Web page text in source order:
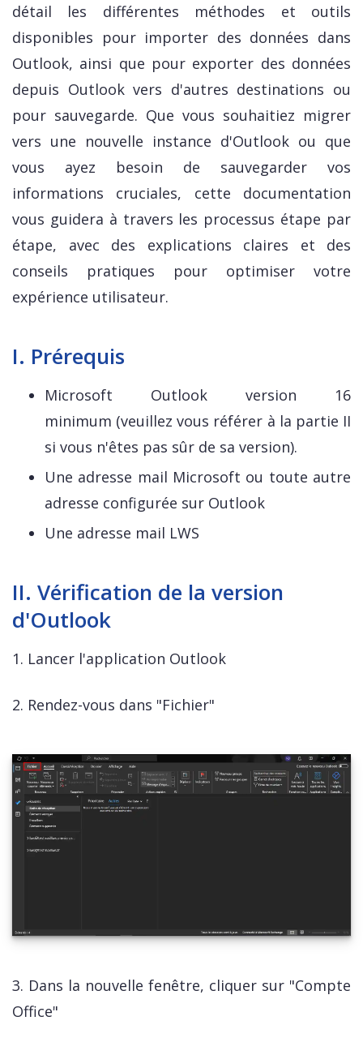
détail les différentes méthodes et outils
disponibles pour importer des données dans
Outlook, ainsi que pour exporter des données
depuis Outlook vers d'autres destinations ou
pour sauvegarde. Que vous souhaitiez migrer
vers une nouvelle instance d'Outlook ou que
vous ayez besoin de sauvegarder vos
informations cruciales, cette documentation
vous guidera à travers les processus étape par
étape, avec des explications claires et des
conseils pratiques pour optimiser votre
expérience utilisateur.
I. Prérequis
Microsoft Outlook version 16
minimum (veuillez vous référer à la partie II
si vous n'êtes pas sûr de sa version).
Une adresse mail Microsoft ou toute autre
adresse configurée sur Outlook
Une adresse mail LWS
II. Vérification de la version
d'Outlook
1. Lancer l'application Outlook
2. Rendez-vous dans "Fichier"
3. Dans la nouvelle fenêtre, cliquer sur "Compte
Office"